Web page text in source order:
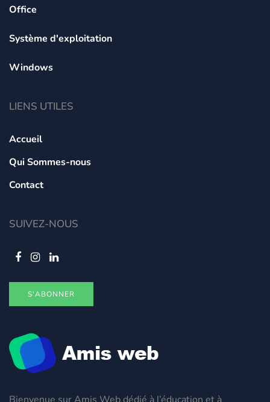
Bienvenue sur Amis Web dédié à l’éducation et à
Office
Système d'exploitation
Windows
LIENS UTILES
Accueil
Qui Sommes-nous
Contact
SUIVEZ-NOUS
S'ABONNER